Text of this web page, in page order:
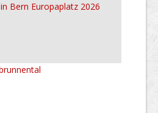
Bern Europaplatz 2026